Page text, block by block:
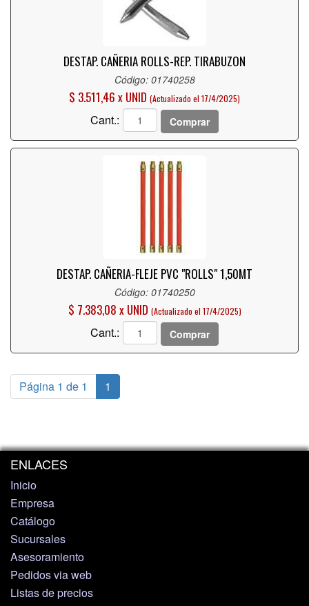
DESTAP. CAÑERIA ROLLS-REP. TIRABUZON
Código: 01740258
$ 3.511,46 x UNID (Actualizado el 17/4/2025)
Cant.: Comprar
DESTAP. CAÑERIA-FLEJE PVC "ROLLS" 1,50MT
Código: 01740250
$ 7.383,08 x UNID (Actualizado el 17/4/2025)
Cant.: Comprar
Página 1 de 1 1
ENLACES
Inicio
Empresa
Catálogo
Sucursales
Asesoramiento
Pedidos via web
Listas de precios